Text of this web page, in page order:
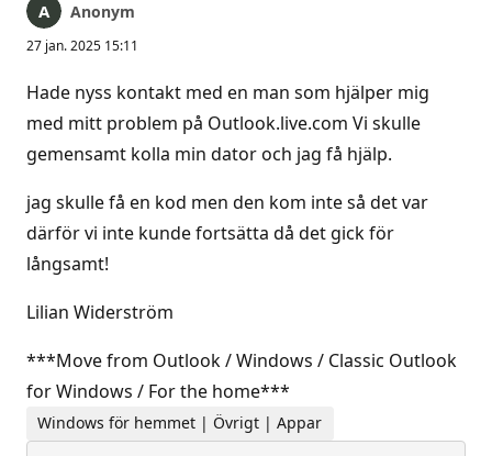
Anonym
27 jan. 2025 15:11
Hade nyss kontakt med en man som hjälper mig
med mitt problem på Outlook.live.com Vi skulle
gemensamt kolla min dator och jag få hjälp.
jag skulle få en kod men den kom inte så det var
därför vi inte kunde fortsätta då det gick för
långsamt!
Lilian Widerström
***Move from Outlook / Windows / Classic Outlook
for Windows / For the home***
Windows för hemmet | Övrigt | Appar